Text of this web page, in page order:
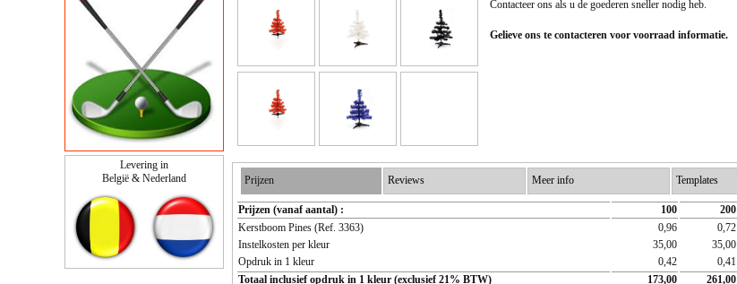
Levering in
België & Nederland
Contacteer ons als u de goederen sneller nodig heb.
Gelieve ons te contacteren voor voorraad informatie.
Prijzen Reviews Meer info Templates
Prijzen (vanaf aantal) : 100 200
Kerstboom Pines (Ref. 3363)
0,96 0,72
Instelkosten per kleur
35,00 35,00
Opdruk in 1 kleur
0,42 0,41
Totaal inclusief opdruk in 1 kleur (exclusief 21% BTW)
173,00 261,00